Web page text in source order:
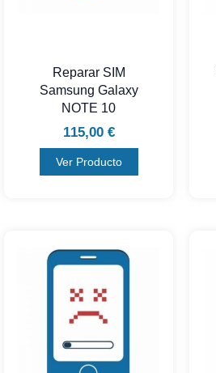
Reparar SIM
Samsung Galaxy
NOTE 10
115,00 €
Ver Producto